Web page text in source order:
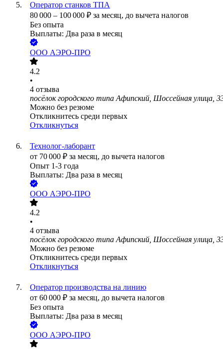
Оператор станков ТПА
80 000 – 100 000 ₽ за месяц, до вычета налогов
Без опыта
Выплаты: Два раза в месяц
ООО АЭРО-ПРО
4.2
•
4 отзыва
посёлок городского типа Афипский, Шоссейная улица,
Можно без резюме
Откликнитесь среди первых
Откликнуться
Технолог-лаборант
от 70 000 ₽ за месяц, до вычета налогов
Опыт 1-3 года
Выплаты: Два раза в месяц
ООО АЭРО-ПРО
4.2
•
4 отзыва
посёлок городского типа Афипский, Шоссейная улица,
Можно без резюме
Откликнитесь среди первых
Откликнуться
Оператор производства на линию
от 60 000 ₽ за месяц, до вычета налогов
Без опыта
Выплаты: Два раза в месяц
ООО АЭРО-ПРО